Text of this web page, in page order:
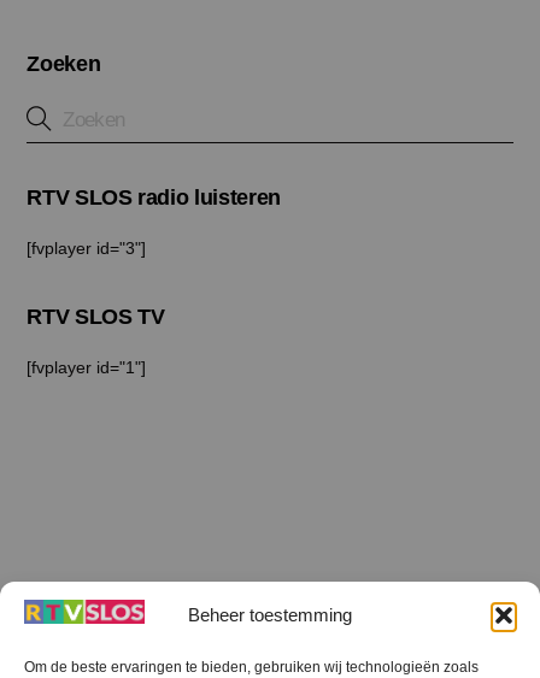
Beheer toestemming
Om de beste ervaringen te bieden, gebruiken wij technologieën zoals
Zoeken
RTV SLOS radio luisteren
[fvplayer id="3"]
RTV SLOS TV
[fvplayer id="1"]